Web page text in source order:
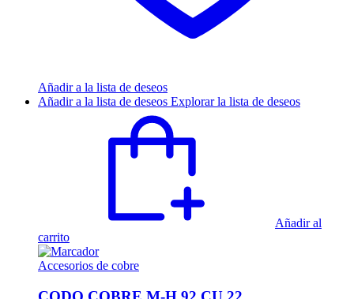
Añadir a la lista de deseos
Añadir a la lista de deseos Explorar la lista de deseos
Añadir al
carrito
Accesorios de cobre